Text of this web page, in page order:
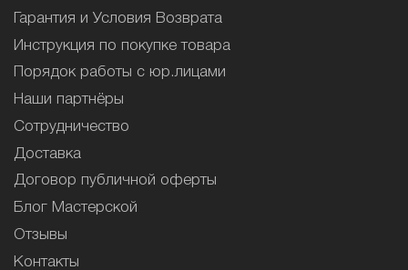
Гарантия и Условия Возврата
Инструкция по покупке товара
Порядок работы с юр.лицами
Наши партнёры
Сотрудничество
Доставка
Договор публичной оферты
Блог Мастерской
Отзывы
Контакты